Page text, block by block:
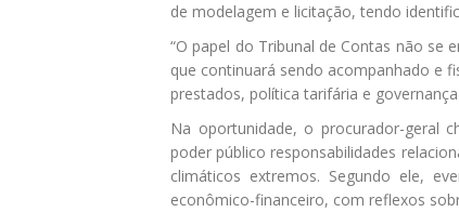
de modelagem e licitação, tendo
“O papel do Tribunal de Contas não se
que continuará sendo acompanhado e
prestados, política tarifária e
Na oportunidade, o procurador-geral
poder público responsabilidades
climáticos extremos. Segundo ele,
econômico-financeiro, com reflexos